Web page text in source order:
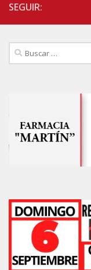
SEGUIR:
Buscar: